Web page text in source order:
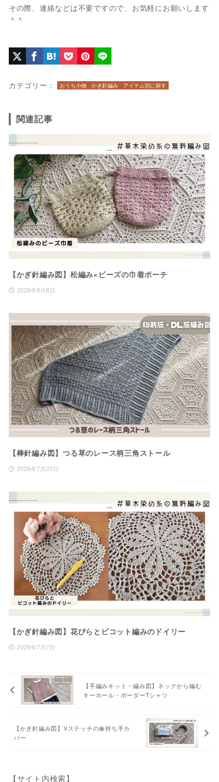
その際、連絡などは不要ですので、お気軽にお願いします
＾＾
カテゴリー： おうち小物 かぎ針編み アイテム別に探す
関連記事
【かぎ針編み図】松編み×ビーズの巾着ポーチ
2026年8月8日
【棒針編み図】つる草のレース柄三角ストール
2026年7月25日
【かぎ針編み図】花びらとピコット編みのドイリー
2026年7月7日
【手編みキット・編み図】ネックから編む
キーホール・ボーダーTシャツ
【かぎ針編み図】Vステッチの傘持ち手カ
バー
【サイト内検索】